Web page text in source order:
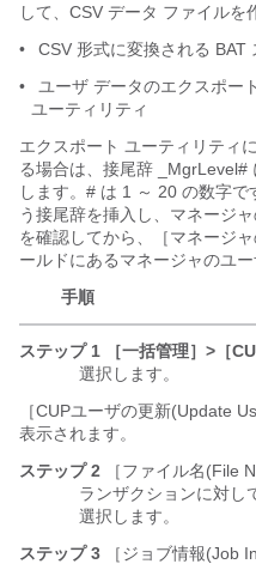
して、CSV データ ファイルを
•
CSV 形式に変換される BAT
•
ユーザ データのエクスポー
ユーティリティ
エクスポート ユーティリティ
る場合は、接尾辞 _MgrLevel#
します。# は 1 ～ 20 の数字
う接尾辞を挿入し、マネージ
を確認してから、［マネージ
ールドにあるマネージャのユー
手順
ステップ 1 ［一括管理］>［
選択します。
［CUPユーザの更新(Update
表示されます。
ステップ 2 ［ファイル名(File
ランザクションに対し
選択します。
ステップ 3 ［ジョブ情報(Job